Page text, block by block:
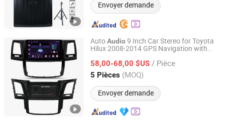
Envoyer demande
AutoAudio9 Inch Car Stereo for Toyota
Hilux 2008-2014 GPS Navigation with
Connection
58,00-68,00 $US / Pièce
5 Pièces (MOQ)
Envoyer demande
Xiamen Aisite Technology Co., Ltd
Fujian, China Depuis 2026